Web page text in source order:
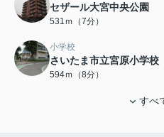
セザール大宮中央公園
531ｍ（7分）
小学校
さいたま市立宮原小学校
594ｍ（8分）
すべ